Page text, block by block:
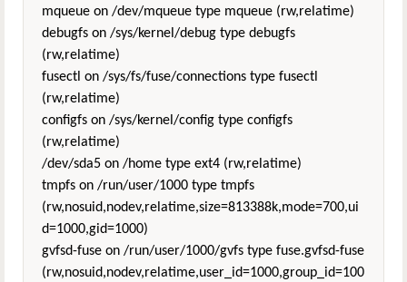
mqueue on /dev/mqueue type mqueue (rw,relatime)
debugfs on /sys/kernel/debug type debugfs
(rw,relatime)
fusectl on /sys/fs/fuse/connections type fusectl
(rw,relatime)
configfs on /sys/kernel/config type configfs
(rw,relatime)
/dev/sda5 on /home type ext4 (rw,relatime)
tmpfs on /run/user/1000 type tmpfs
(rw,nosuid,nodev,relatime,size=813388k,mode=700,ui
d=1000,gid=1000)
gvfsd-fuse on /run/user/1000/gvfs type fuse.gvfsd-fuse
(rw,nosuid,nodev,relatime,user_id=1000,group_id=100